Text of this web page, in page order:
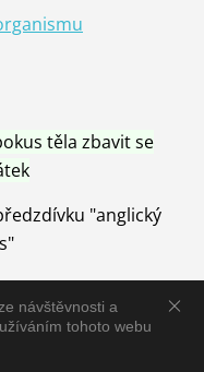
návštěvnosti a
tohoto webu
těla zbavit se
"anglický
neutralizací a